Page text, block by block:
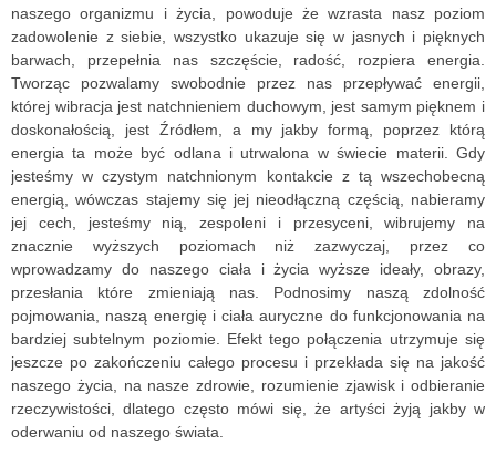
naszego organizmu i życia, powoduje że wzrasta nasz poziom
zadowolenie z siebie, wszystko ukazuje się w jasnych i pięknych
barwach, przepełnia nas szczęście, radość, rozpiera energia.
Tworząc pozwalamy swobodnie przez nas przepływać energii,
której wibracja jest natchnieniem duchowym, jest samym pięknem i
doskonałością, jest Źródłem, a my jakby formą, poprzez którą
energia ta może być odlana i utrwalona w świecie materii. Gdy
jesteśmy w czystym natchnionym kontakcie z tą wszechobecną
energią, wówczas stajemy się jej nieodłączną częścią, nabieramy
jej cech, jesteśmy nią, zespoleni i przesyceni, wibrujemy na
znacznie wyższych poziomach niż zazwyczaj, przez co
wprowadzamy do naszego ciała i życia wyższe ideały, obrazy,
przesłania które zmieniają nas. Podnosimy naszą zdolność
pojmowania, naszą energię i ciała auryczne do funkcjonowania na
bardziej subtelnym poziomie. Efekt tego połączenia utrzymuje się
jeszcze po zakończeniu całego procesu i przekłada się na jakość
naszego życia, na nasze zdrowie, rozumienie zjawisk i odbieranie
rzeczywistości, dlatego często mówi się, że artyści żyją jakby w
oderwaniu od naszego świata.